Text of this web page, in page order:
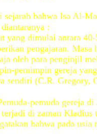
bahwa Isa Al-
:
yang dimulai antara 40-
pengajaran. Masa
oleh para penginjil
pemimpin gereja
sendiri (C.R. Gregory,
pemuda gereja di
di zaman Kladius
bahwa pada usia